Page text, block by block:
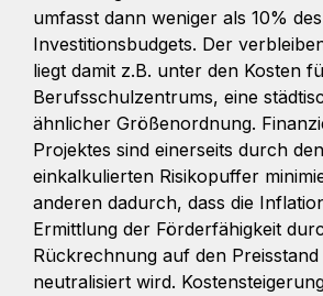
umfasst dann weniger als 10%
Investitionsbudgets. Der
liegt damit z.B. unter den Kosten
Berufsschulzentrums, eine
ähnlicher Größenordnung.
Projektes sind einerseits durch
einkalkulierten Risikopuffer
anderen dadurch, dass die
Ermittlung der Förderfähigkeit
Rückrechnung auf den Preisstand
neutralisiert wird.